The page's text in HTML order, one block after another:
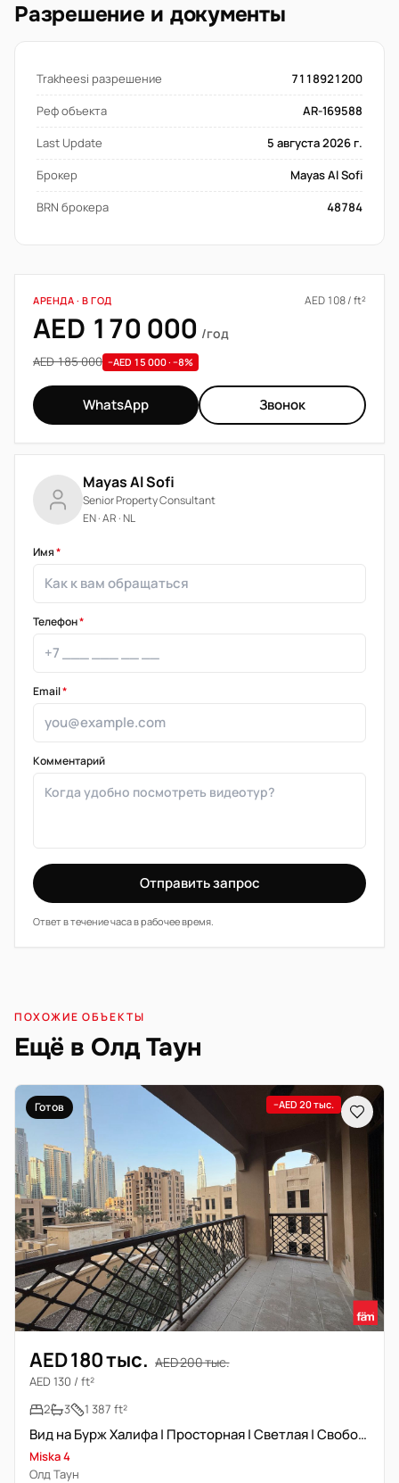
Разрешение и документы
Trakheesi разрешение
7118921200
Реф объекта
AR-169588
Last Update
5 августа 2026 г.
Брокер
Mayas Al Sofi
BRN брокера
48784
АРЕНДА · В ГОД AED 108 / ft²
AED 170 000 /год
AED 185 000 −AED 15 000 · −8%
WhatsApp Звонок
Mayas Al Sofi
Senior Property Consultant
EN · AR · NL
Имя*
Телефон*
Email*
Комментарий
Отправить запрос
Ответ в течение часа в рабочее время.
ПОХОЖИЕ ОБЪЕКТЫ
Ещё в Олд Таун
Готов −AED 20 тыс.
AED 180 тыс. AED 200 тыс.
AED 130 / ft²
2
3 1 387 ft²
Вид на Бурж Халифа | Просторная | Светлая | Свободна
Miska 4
Олд Таун